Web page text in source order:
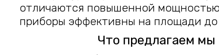
отличаются повышенной
приборы эффективны на площади
Что предлагаем мы